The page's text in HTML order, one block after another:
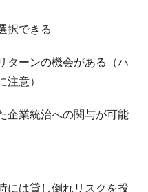
択できる
ターンの機会がある（ハ
注意）
企業統治への関与が可能
には貸し倒れリスクを投